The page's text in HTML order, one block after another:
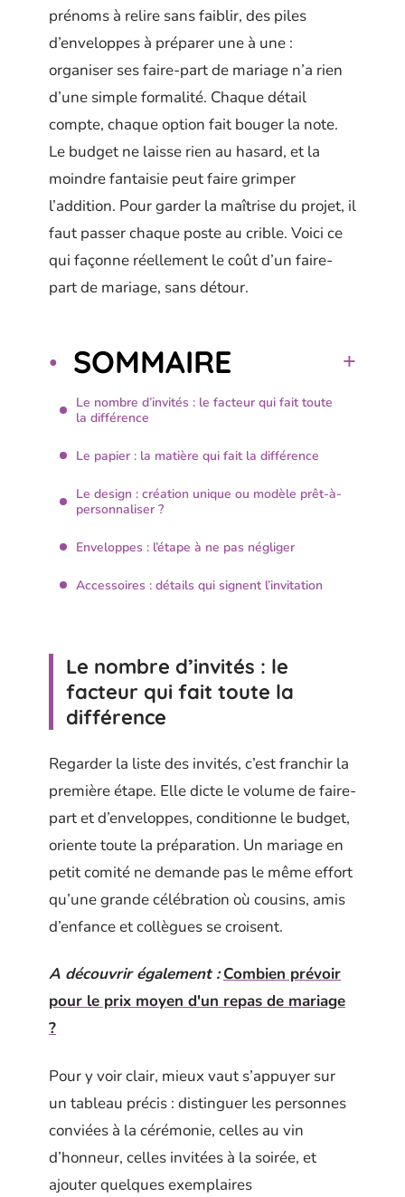
prénoms à relire sans faiblir, des piles
d’enveloppes à préparer une à une :
organiser ses faire-part de mariage n’a rien
d’une simple formalité. Chaque détail
compte, chaque option fait bouger la note.
Le budget ne laisse rien au hasard, et la
moindre fantaisie peut faire grimper
l’addition. Pour garder la maîtrise du projet, il
faut passer chaque poste au crible. Voici ce
qui façonne réellement le coût d’un faire-
part de mariage, sans détour.
SOMMAIRE
Le nombre d’invités : le facteur qui fait toute
la différence
Le papier : la matière qui fait la différence
Le design : création unique ou modèle prêt-à-
personnaliser ?
Enveloppes : l’étape à ne pas négliger
Accessoires : détails qui signent l’invitation
Le nombre d’invités : le
facteur qui fait toute la
différence
Regarder la liste des invités, c’est franchir la
première étape. Elle dicte le volume de faire-
part et d’enveloppes, conditionne le budget,
oriente toute la préparation. Un mariage en
petit comité ne demande pas le même effort
qu’une grande célébration où cousins, amis
d’enfance et collègues se croisent.
A découvrir également : Combien prévoir
pour le prix moyen d'un repas de mariage
?
Pour y voir clair, mieux vaut s’appuyer sur
un tableau précis : distinguer les personnes
conviées à la cérémonie, celles au vin
d’honneur, celles invitées à la soirée, et
ajouter quelques exemplaires